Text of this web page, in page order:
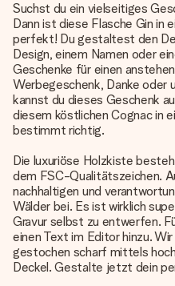
Suchst du ein vielseitiges
Dann ist diese Flasche Gin in
perfekt! Du gestaltest den
Design, einem Namen oder
Geschenke für einen
Werbegeschenk, Danke oder
kannst du dieses Geschenk
diesem köstlichen Cognac in
bestimmt richtig.
Die luxuriöse Holzkiste
dem FSC-Qualitätszeichen.
nachhaltigen und
Wälder bei. Es ist wirklich
Gravur selbst zu entwerfen.
einen Text im Editor hinzu.
gestochen scharf mittels
Deckel. Gestalte jetzt dein